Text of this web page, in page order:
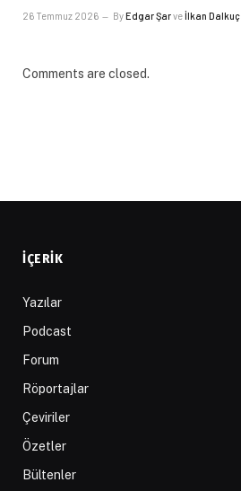
26 Temmuz 2026 ByEdgar Şarve İlkan Dalkuç
Comments are closed.
İÇERIK
Yazılar
Podcast
Forum
Röportajlar
Çeviriler
Özetler
Bültenler